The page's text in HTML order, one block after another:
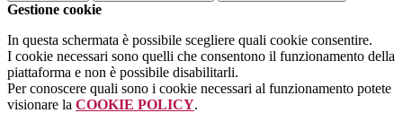
Gestione cookie
In questa schermata è possibile scegliere quali cookie consentire.
I cookie necessari sono quelli che consentono il funzionamento della
piattaforma e non è possibile disabilitarli.
Per conoscere quali sono i cookie necessari al funzionamento potete
visionare la COOKIE POLICY.